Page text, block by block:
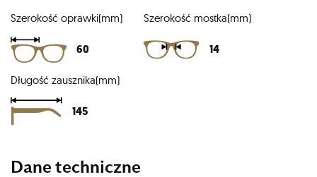
Szerokość oprawki(mm)
60
Szerokość mostka(mm)
14
Długość zausznika(mm)
145
Dane techniczne